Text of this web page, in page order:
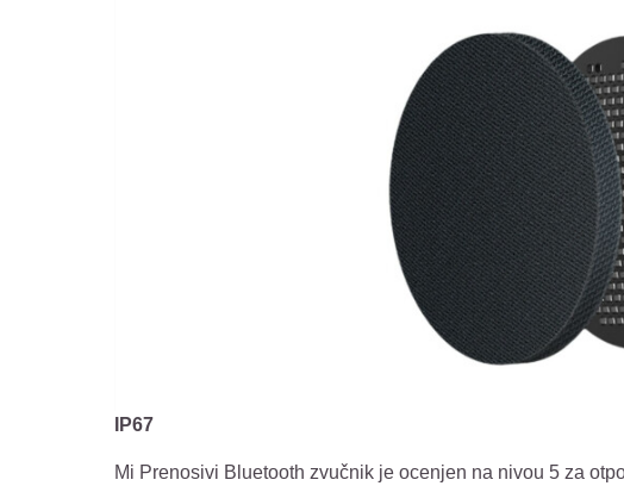
IP67
Mi Prenosivi Bluetooth zvučnik je ocenjen na nivou 5 za